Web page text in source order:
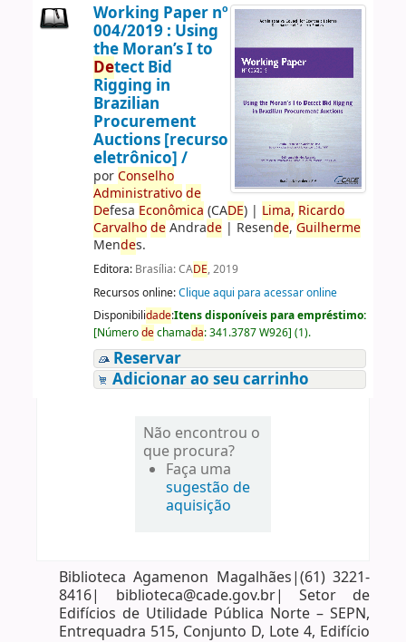
Working Paper nº
004/2019 : Using
the Moran’s I to
Detect Bid
Rigging in
Brazilian
Procurement
Auctions [recurso
eletrônico] /
porConselho
Administrativo de
Defesa Econômica (CADE)| Lima, Ricardo
Carvalho deAndrade| Resende, Guilherme
Mendes.
Editora: Brasília: CADE, 2019
Recursos online:Clique aqui para acessar online
Disponibilidade:Itens disponíveis para empréstimo:
[Númerodechamada:341.3787 W926] (1).
Reservar
Adicionar ao seu carrinho
Não encontrou o
que procura?
Faça uma
sugestão de
aquisição
Biblioteca Agamenon Magalhães|(61) 3221-
8416| biblioteca@cade.gov.br| Setor de
Edifícios de Utilidade Pública Norte – SEPN,
Entrequadra 515, Conjunto D, Lote 4, Edifício